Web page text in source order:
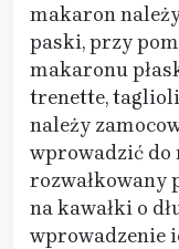
makaron
paski, przy
makaronu
trenette,
należy
wprowadzić do
rozwałkowany
na kawałki o
wprowadzenie